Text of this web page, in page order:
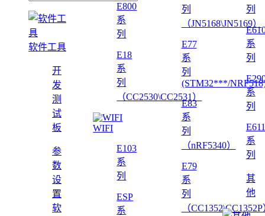
软件工具
开
发
测
试
板
参
数
设
置
软
E800
系
列
E18
系
列
（CC2530\CC2531）
WIFI
E103
系
列
ESP
系
列
（JN5168\JN5169）
E77
系
列
(STM32***/
E83
系
列
（nRF5340）
E79
系
列
（
列
系
列
系
列
E611
系
列
其
他